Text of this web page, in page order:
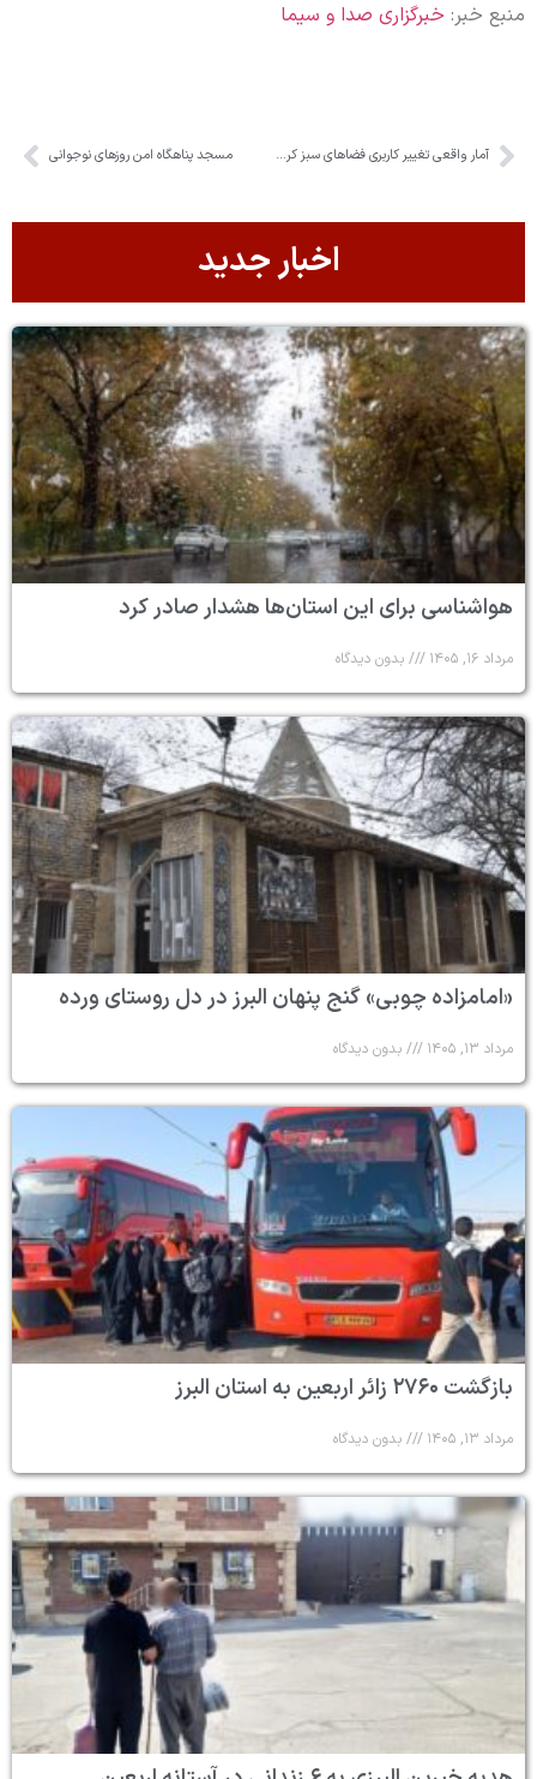
منبع خبر: خبرگزاری صدا و سیما
آمار واقعی تغییر کاربری فضاهای سبز کرج اعلام نمی‌شود مسجد پناهگاه امن روز‌های نوجوانی
اخبار جدید
هواشناسی برای این استان‌ها هشدار صادر کرد
مرداد ۱۶, ۱۴۰۵ بدون دیدگاه
«امامزاده چوبی» گنج پنهان البرز در دل روستای ورده
مرداد ۱۳, ۱۴۰۵ بدون دیدگاه
بازگشت ۲۷۶۰ زائر اربعین به استان البرز
مرداد ۱۳, ۱۴۰۵ بدون دیدگاه